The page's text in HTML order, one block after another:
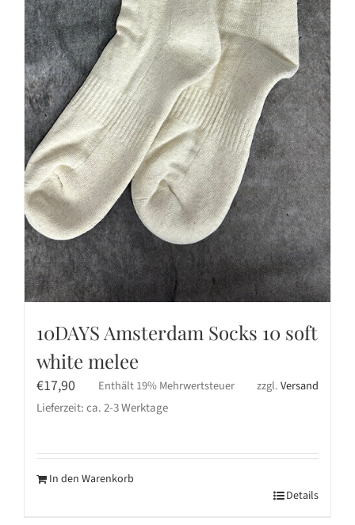
10DAYS Amsterdam Socks 10 soft
white melee
€17,90 Enthält 19% Mehrwertsteuer zzgl.Versand
Lieferzeit: ca. 2-3 Werktage
In den Warenkorb
Details